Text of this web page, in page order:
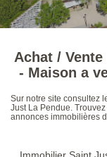
Achat /
- Maison a
Sur notre site consultez
Just La Pendue.
annonces immobilières